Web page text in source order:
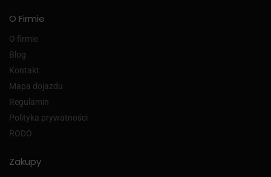
O Firmie
O firmie
Blog
Kontakt
Mapa dojazdu
Regulamin
Polityka prywatności
RODO
Zakupy